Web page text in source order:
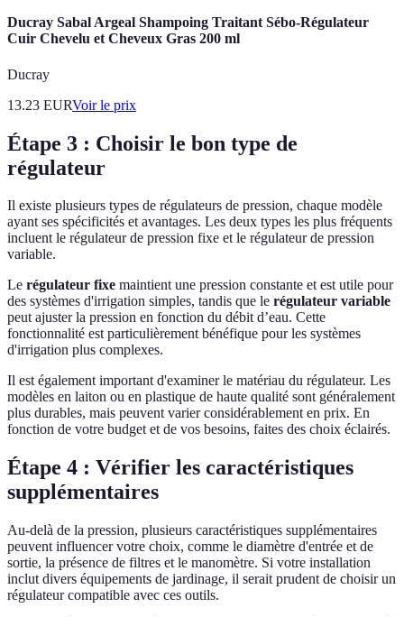
Ducray Sabal Argeal Shampoing Traitant Sébo-Régulateur
Cuir Chevelu et Cheveux Gras 200 ml
Ducray
13.23 EURVoir le prix
Étape 3 : Choisir le bon type de
régulateur
Il existe plusieurs types de régulateurs de pression, chaque modèle
ayant ses spécificités et avantages. Les deux types les plus fréquents
incluent le régulateur de pression fixe et le régulateur de pression
variable.
Le régulateur fixe maintient une pression constante et est utile pour
des systèmes d'irrigation simples, tandis que le régulateur variable
peut ajuster la pression en fonction du débit d’eau. Cette
fonctionnalité est particulièrement bénéfique pour les systèmes
d'irrigation plus complexes.
Il est également important d'examiner le matériau du régulateur. Les
modèles en laiton ou en plastique de haute qualité sont généralement
plus durables, mais peuvent varier considérablement en prix. En
fonction de votre budget et de vos besoins, faites des choix éclairés.
Étape 4 : Vérifier les caractéristiques
supplémentaires
Au-delà de la pression, plusieurs caractéristiques supplémentaires
peuvent influencer votre choix, comme le diamètre d'entrée et de
sortie, la présence de filtres et le manomètre. Si votre installation
inclut divers équipements de jardinage, il serait prudent de choisir un
régulateur compatible avec ces outils.